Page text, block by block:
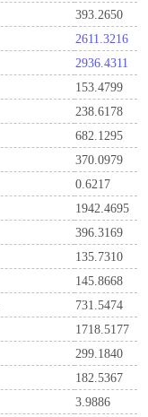
393.2650
2611.3216
2936.4311
153.4799
238.6178
682.1295
370.0979
0.6217
1942.4695
396.3169
135.7310
145.8668
731.5474
1718.5177
299.1840
182.5367
3.9886